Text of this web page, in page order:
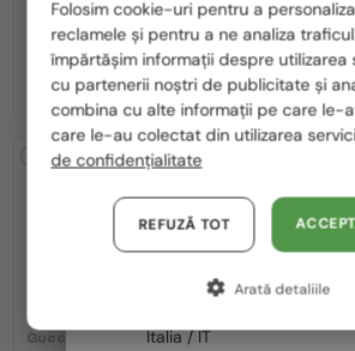
GG1620S - 001 - 52
904 RON 1 119 RON
GG1620S
904
2-4 ZILE -20%
Gucci — Ochelari de soare
—
România / RO
Polska / PL
Magyarország / HU
United Arab Emirates / EN
Austria / AT
Germania / DE
Franța / FR
Italia / IT
Folosim cookie-uri pentru a
reclamele și pentru a ne analiza
împărtășim informații despre
cu partenerii noștri de publicitate și
combina cu alte informații pe care le-
care le-au colectat din utilizarea
de confidențialitate
REFUZĂ TOT
Arată detaliile